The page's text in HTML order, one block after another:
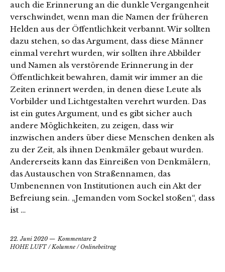
auch die Erinnerung an die dunkle Vergangenheit
verschwindet, wenn man die Namen der früheren
Helden aus der Öffentlichkeit verbannt. Wir sollten
dazu stehen, so das Argument, dass diese Männer
einmal verehrt wurden, wir sollten ihre Abbilder
und Namen als verstörende Erinnerung in der
Öffentlichkeit bewahren, damit wir immer an die
Zeiten erinnert werden, in denen diese Leute als
Vorbilder und Lichtgestalten verehrt wurden. Das
ist ein gutes Argument, und es gibt sicher auch
andere Möglichkeiten, zu zeigen, dass wir
inzwischen anders über diese Menschen denken als
zu der Zeit, als ihnen Denkmäler gebaut wurden.
Andererseits kann das Einreißen von Denkmälern,
das Austauschen von Straßennamen, das
Umbenennen von Institutionen auch ein Akt der
Befreiung sein. „Jemanden vom Sockel stoßen“, dass
ist …
22. Juni 2020
Kommentare 2
HOHE LUFT/Kolumne /Onlinebeitrag